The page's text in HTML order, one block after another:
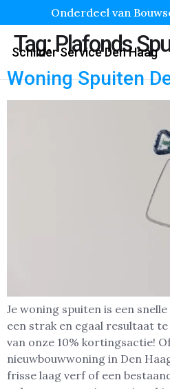
Onderdeel van
Schilder Service Den Haag
Tag:Plafonds
Woning Spuiten
Je woning spuiten is een
een strak en egaal resultaat
van onze 10% kortingsactie!
nieuwbouwwoning in Den
frisse laag verf of een